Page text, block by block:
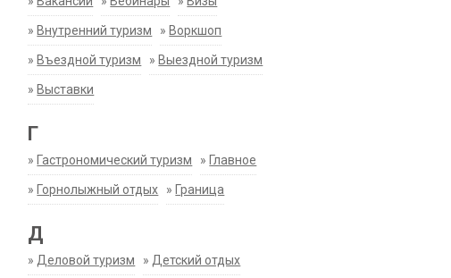
» Внутренний туризм » Воркшоп
» Въездной туризм » Выездной туризм
» Выставки
Г
» Гастрономический туризм » Главное
» Горнолыжный отдых » Граница
Д
» Деловой туризм » Детский отдых